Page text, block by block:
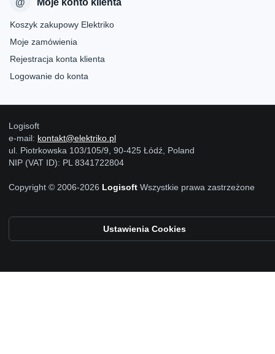
Koszyk zakupowy Elektriko
Moje zamówienia
Rejestracja konta klienta
Logowanie do konta
Logisoft
e-mail: kontakt@elektriko.pl
ul. Piotrkowska 103/105/9, 90-425 Łódź, Poland
NIP (VAT ID): PL 8341722804
Copyright © 2006-2026 Logisoft Wszystkie prawa zastrzeżone
Ustawienia Cookies